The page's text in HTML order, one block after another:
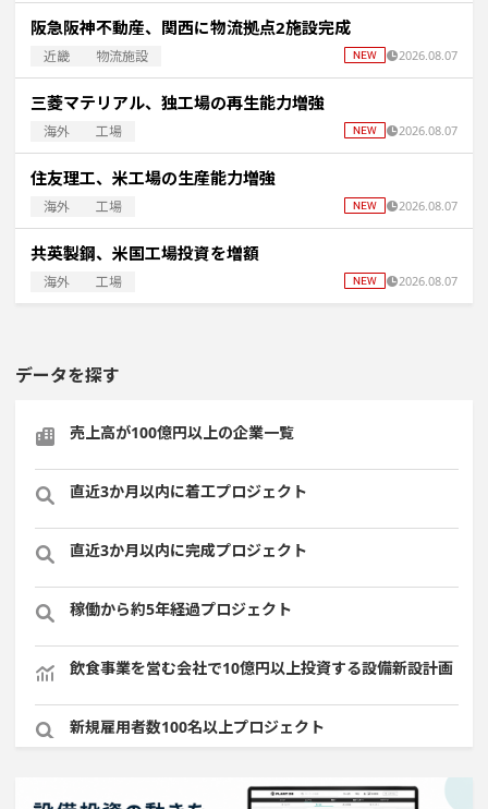
阪急阪神不動産、関西に物流拠点2施設完成
近畿 物流施設 2026.08.07
三菱マテリアル、独工場の再生能力増強
海外 工場 2026.08.07
住友理工、米工場の生産能力増強
海外 工場 2026.08.07
共英製鋼、米国工場投資を増額
海外 工場 2026.08.07
データを探す
売上高が100億円以上の企業一覧
直近3か月以内に着工プロジェクト
直近3か月以内に完成プロジェクト
稼働から約5年経過プロジェクト
飲食事業を営む会社で10億円以上投資する設備新設計画
新規雇用者数100名以上プロジェクト